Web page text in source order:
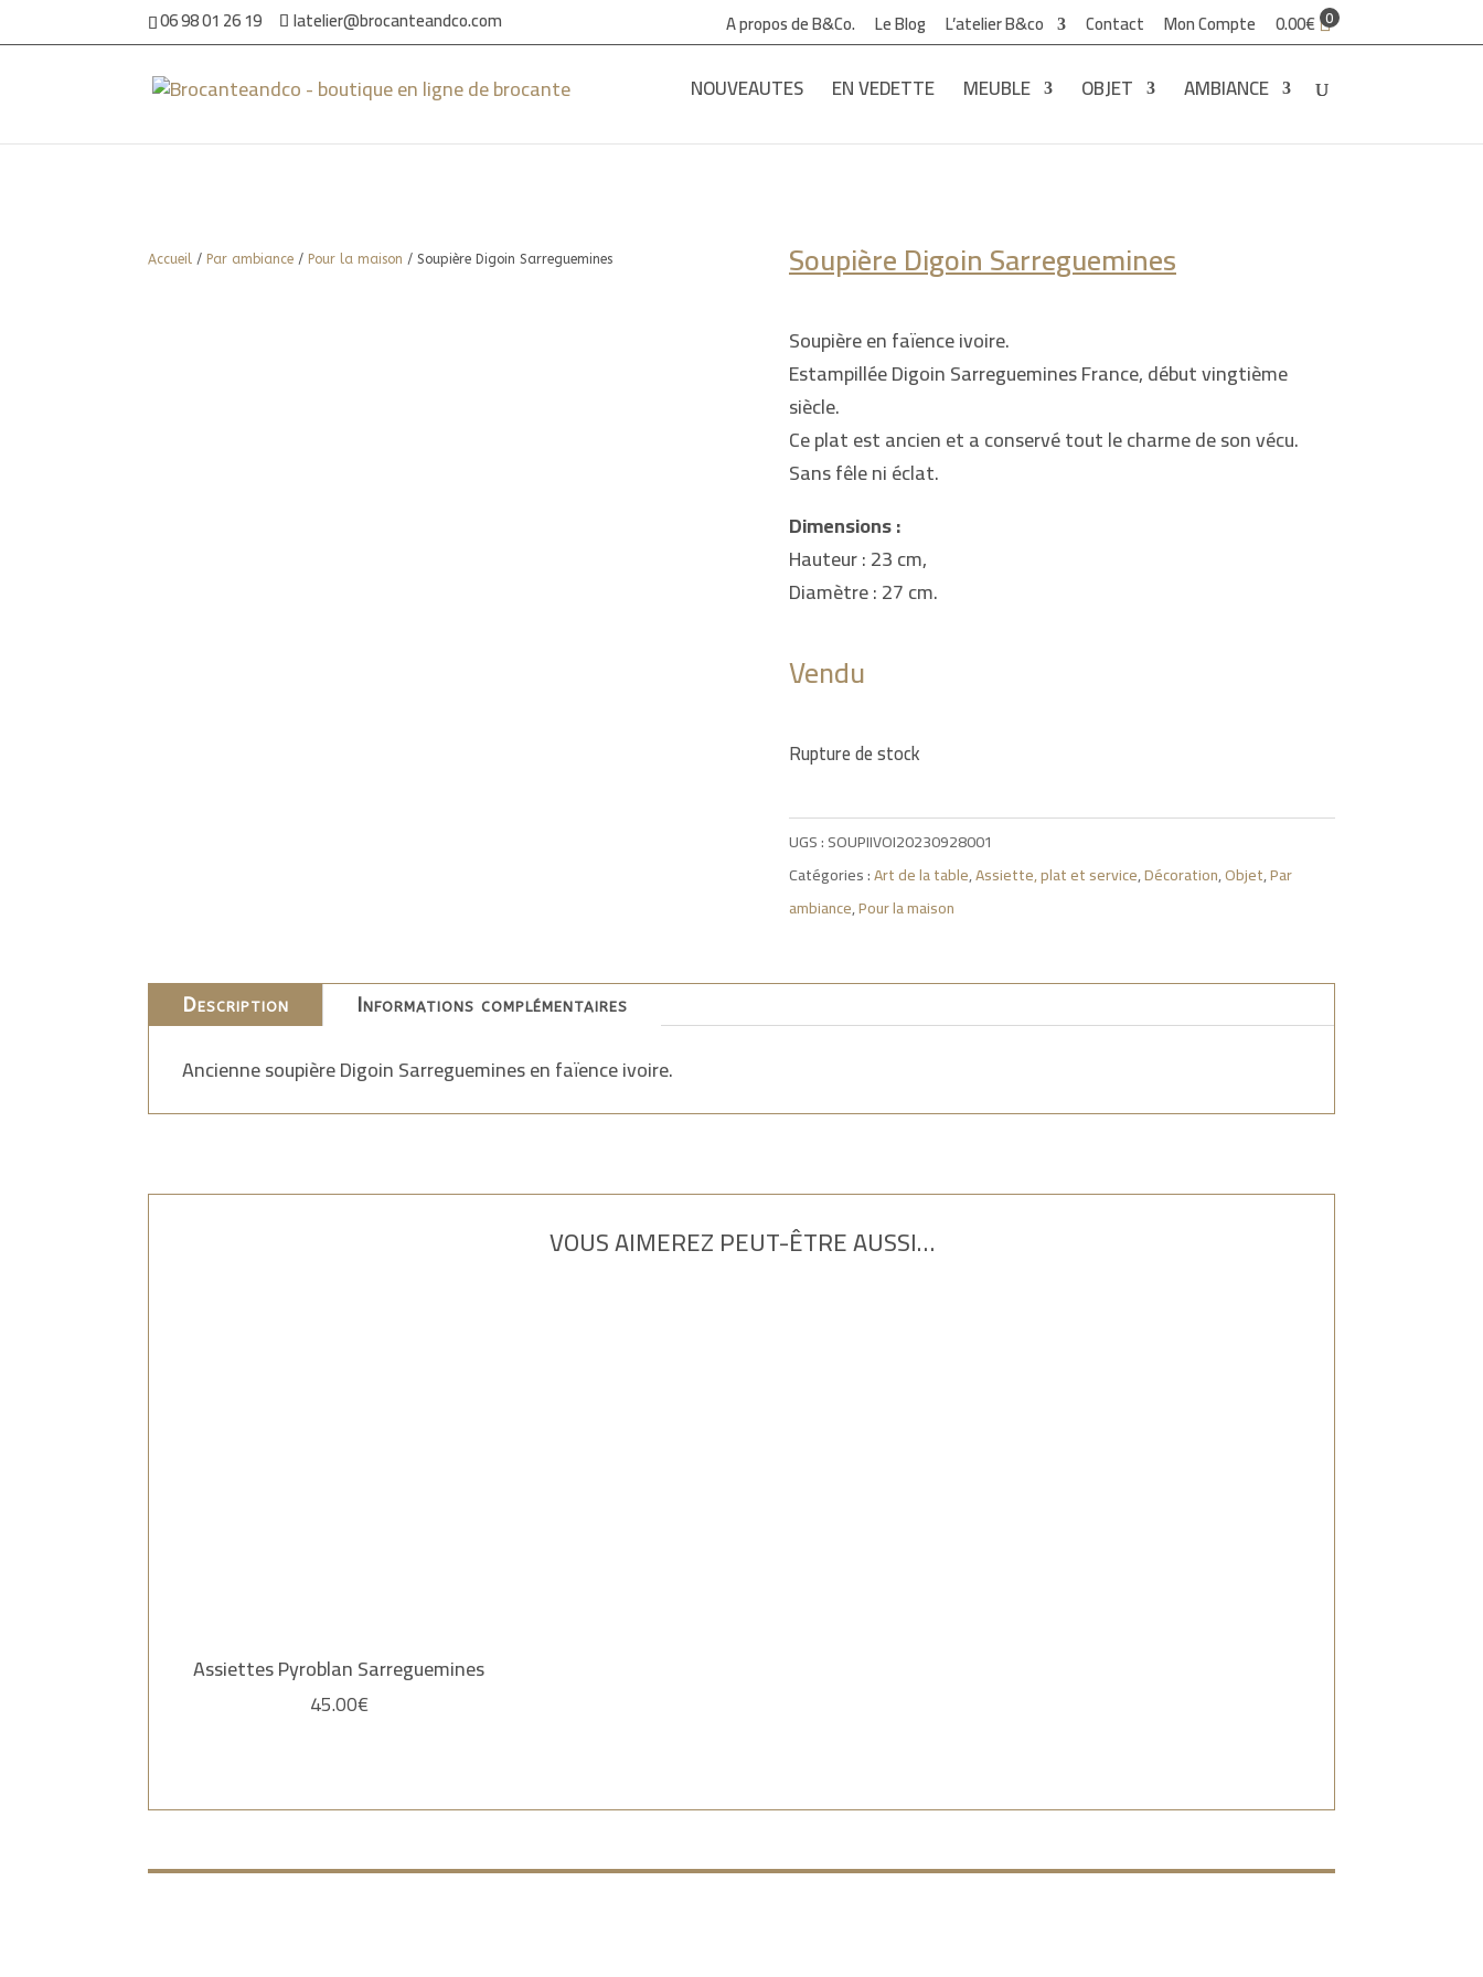
06 98 01 26 19 latelier@brocanteandco.com A propos de B&Co. Le Blog L’atelier B&co Contact Mon Compte 0.00€ 0
NOUVEAUTES EN VEDETTE MEUBLE OBJET AMBIANCE
Accueil / Par ambiance / Pour la maison / Soupière Digoin Sarreguemines Soupière Digoin Sarreguemines
Soupière en faïence ivoire.
Estampillée Digoin Sarreguemines France, début vingtième
siècle.
Ce plat est ancien et a conservé tout le charme de son vécu.
Sans fêle ni éclat.
Dimensions :
Hauteur : 23 cm,
Diamètre : 27 cm.
Vendu
Rupture de stock
UGS :SOUPIIVOI20230928001
Catégories :Art de la table,Assiette, plat et service,Décoration,Objet,Par
ambiance,Pour la maison
Description Informations complémentaires
Ancienne soupière Digoin Sarreguemines en faïence ivoire.
VOUS AIMEREZ PEUT-ÊTRE AUSSI…
Assiettes Pyroblan Sarreguemines
45.00€